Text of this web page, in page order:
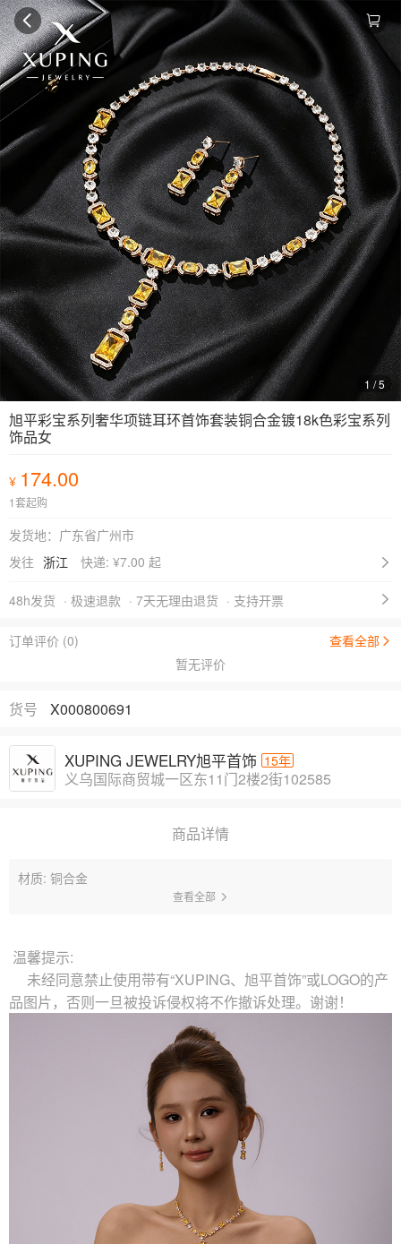
1 / 5
旭平彩宝系列奢华项链耳环首饰套装铜合金镀18k色彩宝系列
饰品女
¥ 174.00
1套起购
发货地：广东省广州市
发往 浙江 快递: ¥7.00 起
48h发货 · 极速退款 · 7天无理由退货 · 支持开票
订单评价 (0)
查看全部
暂无评价
货号 X000800691
XUPING JEWELRY旭平首饰 15年
义乌国际商贸城一区东11门2楼2街102585
商品详情
材质: 铜合金
查看全部
温馨提示:
未经同意禁止使用带有“XUPING、旭平首饰”或LOGO的产
品图片，否则一旦被投诉侵权将不作撤诉处理。谢谢！